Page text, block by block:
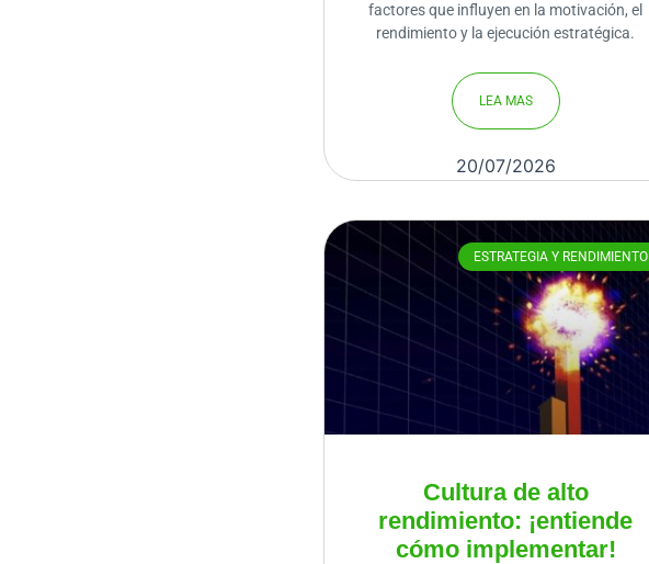
factores que influyen en la motivación, el
rendimiento y la ejecución estratégica.
LEA MAS
20/07/2026
ESTRATEGIA Y RENDIMIENTO
Cultura de alto
rendimiento: ¡entiende
cómo implementar!